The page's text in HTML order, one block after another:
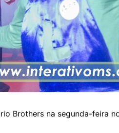
Brothers na segunda-feira